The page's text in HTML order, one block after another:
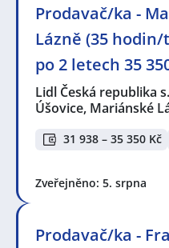
Prodavač/ka -
Lázně (35
po 2 letech 35
Lidl Česká republika
Úšovice, Mariánské
31 938 – 35 350 Kč
Zveřejněno: 5. srpna
Prodavač/ka -